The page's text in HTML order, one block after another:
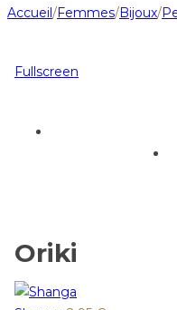
Accueil/Femmes/Bijoux/
Fullscreen
Oriki